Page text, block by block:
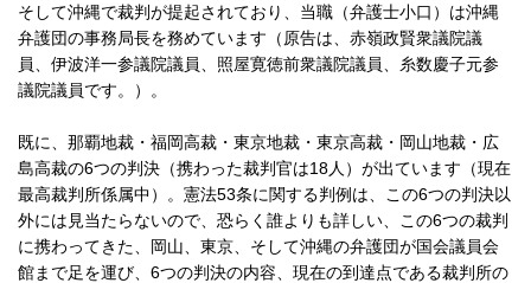
そして沖縄で裁判が提起されており、当職（弁護士小口）は沖縄
弁護団の事務局長を務めています（原告は、赤嶺政賢衆議院議
員、伊波洋一参議院議員、照屋寛徳前衆議院議員、糸数慶子元参
議院議員です。）。
既に、那覇地裁・福岡高裁・東京地裁・東京高裁・岡山地裁・広
島高裁の6つの判決（携わった裁判官は18人）が出ています（現在
最高裁判所係属中）。憲法53条に関する判例は、この6つの判決以
外には見当たらないので、恐らく誰よりも詳しい、この6つの裁判
に携わってきた、岡山、東京、そして沖縄の弁護団が国会議員会
館まで足を運び、6つの判決の内容、現在の到達点である裁判所の